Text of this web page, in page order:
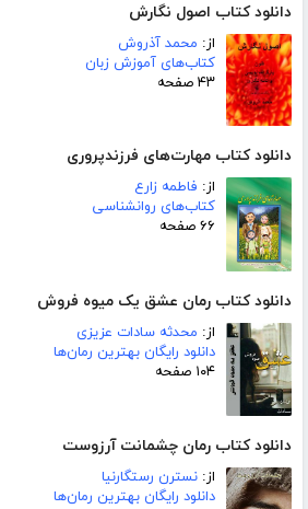
دانلود کتاب اصول نگارش
از: محمد آذروش
کتاب‌های آموزش زبان
۴۳ صفحه
دانلود کتاب مهارت‌های فرزندپروری
از: فاطمه زارع
کتاب‌های روانشناسی
۶۶ صفحه
دانلود کتاب رمان عشق یک میوه فروش
از: محدثه سادات عزیزی
دانلود رایگان بهترین رمان‌ها
۱۰۴ صفحه
دانلود کتاب رمان چشمانت آرزوست
از: نسترن رستگارنیا
دانلود رایگان بهترین رمان‌ها